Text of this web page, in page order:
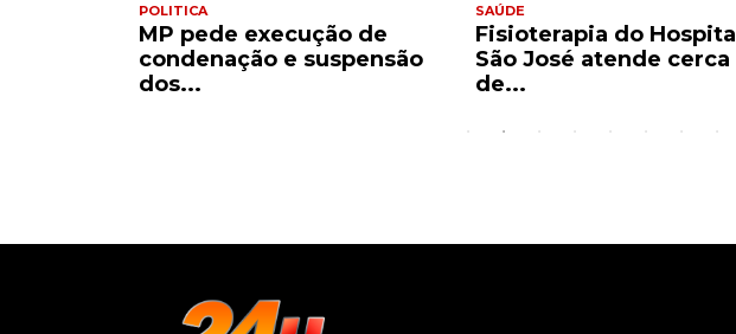
POLITICA
MP pede execução de
condenação e suspensão
dos...
SAÚDE
Fisioterapia do Hospital
São José atende cerca
de...